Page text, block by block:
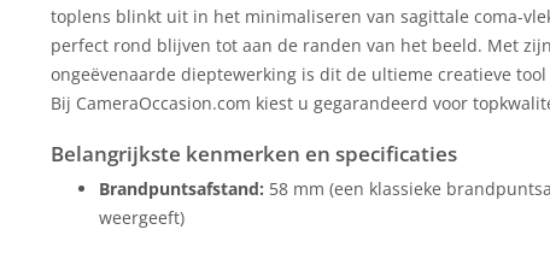
toplens blinkt uit in het minimaliseren van sagittale coma-
perfect rond blijven tot aan de randen van het beeld. Met
ongeëvenaarde dieptewerking is dit de ultieme creatieve
Bij CameraOccasion.com kiest u gegarandeerd voor
Belangrijkste kenmerken en specificaties
Brandpuntsafstand: 58 mm (een klassieke
weergeeft)